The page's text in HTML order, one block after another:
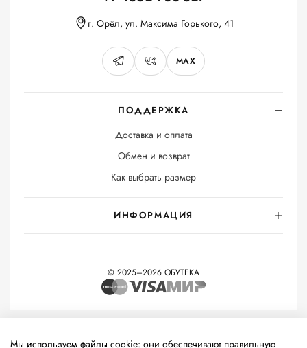
ПОДДЕРЖКА
Доставка и оплата
Обмен и возврат
Как выбрать размер
ИНФОРМАЦИЯ
г. Орёл, ул. Максима Горького, 41
MAX
© 2025–2026 ОБУТЕКА
технологии
(информационные технологии предоставления
Мы используем файлы cookie: они обеспечивают правильную